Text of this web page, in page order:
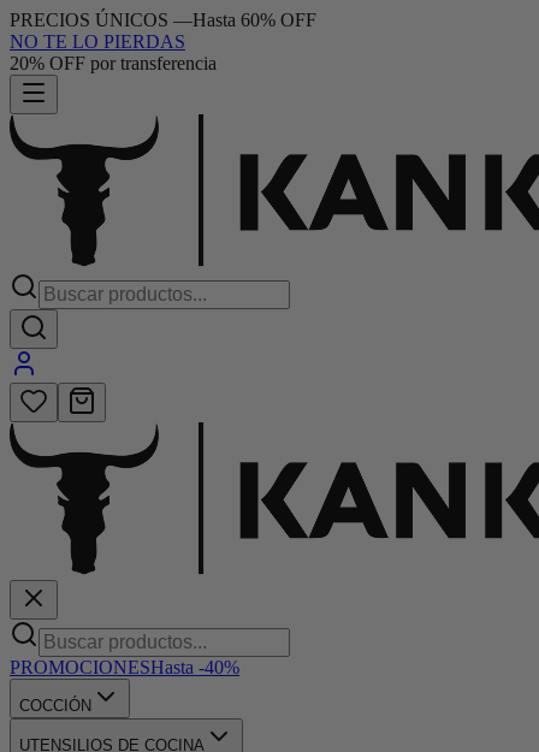
PRECIOS ÚNICOS —Hasta 60% OFF
NO TE LO PIERDAS
20% OFF por transferencia
PROMOCIONESHasta -40%
COCCIÓN
UTENSILIOS DE COCINA